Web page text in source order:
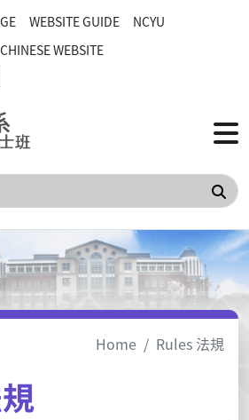
WEBSITE GUIDE
NCYU
CHINESE WEBSITE
Home Rules 法規